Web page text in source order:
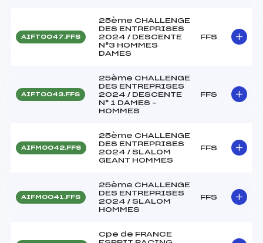
AIFT0047.FFS
25ème CHALLENGE
DES ENTREPRISES
2024 / DESCENTE
N°3 HOMMES
DAMES
FFS
AIFT0043.FFS
25ème CHALLENGE
DES ENTREPRISES
2024 / DESCENTE
N° 1 DAMES –
HOMMES
FFS
AIFM0042.FFS
25ème CHALLENGE
DES ENTREPRISES
2024 / SLALOM
GEANT HOMMES
FFS
AIFM0041.FFS
25ème CHALLENGE
DES ENTREPRISES
2024 / SLALOM
HOMMES
FFS
Cpe de FRANCE